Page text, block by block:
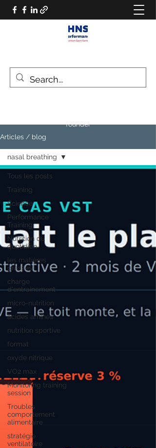
founder
Articles / blog
Tous les posts
Training
Science
Performance
Training
Nutrition du
quotidien
les matières
grasses
charge
d'entrainement
micro-nutrition
acides aminés
nutrition sportive
format
oxyde nitrique
VO2 max
Monitoring training
session
Troubles
comportement
alimentaire
stratégie
ventilatoire
nasal breathing